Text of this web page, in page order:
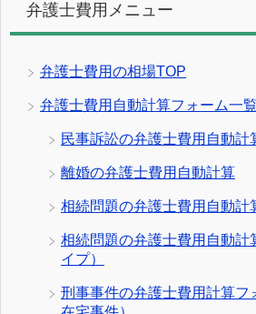
弁護士費用メニュー
弁護士費用の相場TOP
弁護士費用自動計算フォーム一覧
民事訴訟の弁護士費用自動計
離婚の弁護士費用自動計算
相続問題の弁護士費用自動計
相続問題の弁護士費用自動計
イプ）
刑事事件の弁護士費用計算フ